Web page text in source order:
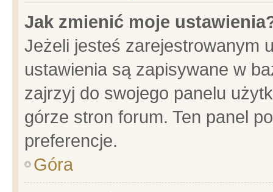
Jak zmienić moje
Jeżeli jesteś zarejestrowanym
ustawienia są zapisywane w
zajrzyj do swojego panelu
górze stron forum. Ten panel
preferencje.
Góra